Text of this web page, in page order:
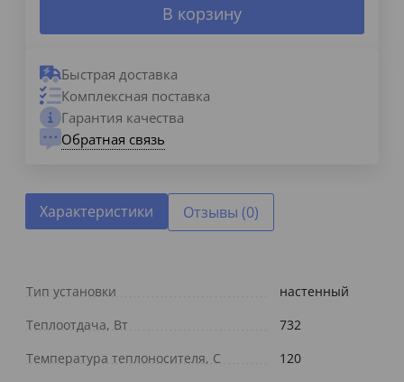
В корзину
Быстрая доставка
Комплексная поставка
Гарантия качества
Обратная связь
Характеристики Отзывы (0)
Тип установки
настенный
Теплоотдача, Вт
732
Температура теплоносителя, С
120